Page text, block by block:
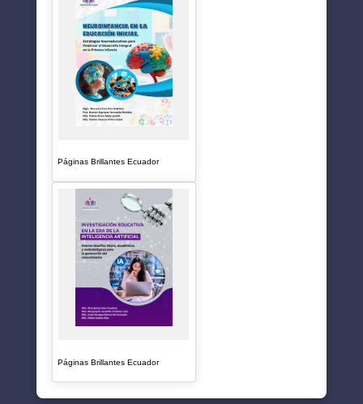
Páginas Brillantes Ecuador
Páginas Brillantes Ecuador